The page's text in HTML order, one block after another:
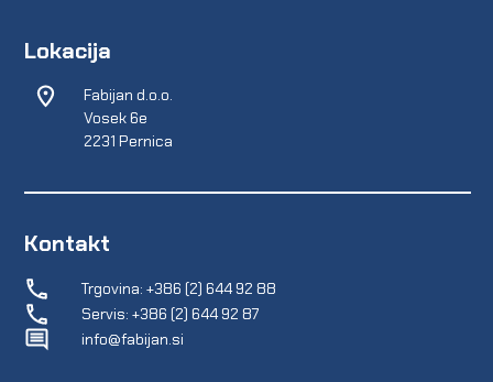
Lokacija
Fabijan d.o.o.
Vosek 6e
2231 Pernica
Kontakt
Trgovina: +386 (2) 644 92 88
Servis: +386 (2) 644 92 87
info@fabijan.si